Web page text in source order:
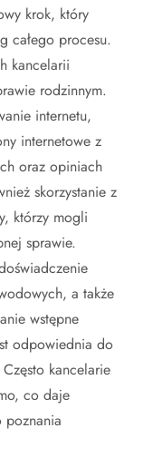
krok, który
całego procesu.
kancelarii
rodzinnym.
internetu,
internetowe z
oraz opiniach
skorzystanie z
którzy mogli
sprawie.
a także
wstępne
odpowiednia do
kancelarie
co daje
poznania